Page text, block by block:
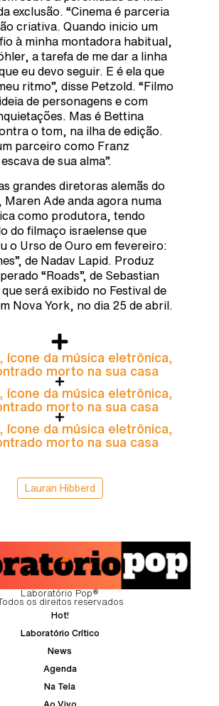
exclusão. “Cinema é parceria
criativa. Quando inicio um
à minha montadora habitual,
a tarefa de me dar a linha
eu devo seguir. E é ela que
ritmo”, disse Petzold. “Filmo
de personagens e com
Mas é Bettina
o tom, na ilha de edição.
parceiro como Franz
de sua alma”.
grandes diretoras alemãs do
Maren Ade anda agora numa
como produtora, tendo
do filmaço israelense que
o Urso de Ouro em fevereiro:
de Nadav Lapid. Produz
“Roads”, de Sebastian
será exibido no Festival de
Nova York, no dia 25 de abril.
ícone da música eletrônica,
morto na sua casa
ícone da música eletrônica,
morto na sua casa
ícone da música eletrônica,
morto na sua casa
Lauran Hibberd
Laboratório Pop®
os direitos reservados
Hot!
Laboratório Crítico
News
Agenda
Na Tela